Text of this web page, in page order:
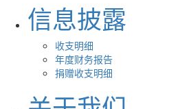
信息披露
收支明细
年度财务报告
捐赠收支明细